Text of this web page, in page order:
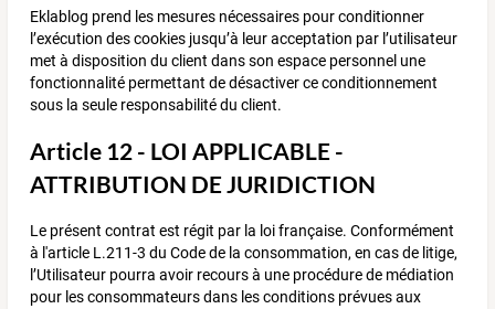
Eklablog prend les mesures nécessaires pour conditionner
l’exécution des cookies jusqu’à leur acceptation par l’utilisateur
met à disposition du client dans son espace personnel une
fonctionnalité permettant de désactiver ce conditionnement
sous la seule responsabilité du client.
Article 12 - LOI APPLICABLE -
ATTRIBUTION DE JURIDICTION
Le présent contrat est régit par la loi française. Conformément
à l'article L.211-3 du Code de la consommation, en cas de litige,
l’Utilisateur pourra avoir recours à une procédure de médiation
pour les consommateurs dans les conditions prévues aux